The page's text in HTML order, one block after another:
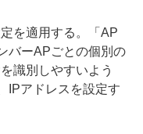
を適用する。「AP
バーAPごとの個別の
識別しやすいよう
IPアドレスを設定す